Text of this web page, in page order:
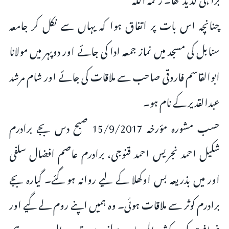
چنانچہ اس بات پر اتفاق ہوا کہ یہاں سے نکل کر جامعہ
سنابل کی مسجد میں نماز جمعہ ادا کی جائے اور دوپہر میں مولانا
ابوالقاسم فاروقی صاحب سے ملاقات کی جائے اور شام مرشد
عبدالقدیر کے نام ہو۔
حسب مشورہ مؤرخہ 15/9/2017 صبح دس بجے برادرم
شکیل احمد نجریس احمد قنوجی، برادرم عاصم افضال سلفی
اور میں بذریعہ بس اوکھلا کے لیے روانہ ہو گئے۔ گیارہ بجے
برادرم کوثر سے ملاقات ہوئی۔ وہ ہمیں اپنے روم لے گیے اور